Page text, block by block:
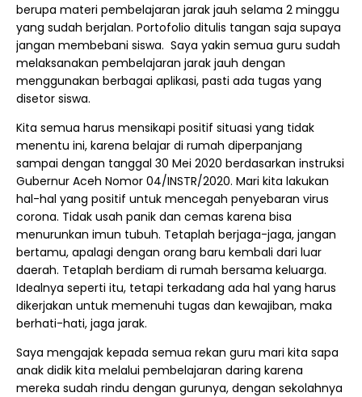
berupa materi pembelajaran jarak jauh selama 2 minggu
yang sudah berjalan. Portofolio ditulis tangan saja supaya
jangan membebani siswa. Saya yakin semua guru sudah
melaksanakan pembelajaran jarak jauh dengan
menggunakan berbagai aplikasi, pasti ada tugas yang
disetor siswa.
Kita semua harus mensikapi positif situasi yang tidak
menentu ini, karena belajar di rumah diperpanjang
sampai dengan tanggal 30 Mei 2020 berdasarkan instruksi
Gubernur Aceh Nomor 04/INSTR/2020. Mari kita lakukan
hal-hal yang positif untuk mencegah penyebaran virus
corona. Tidak usah panik dan cemas karena bisa
menurunkan imun tubuh. Tetaplah berjaga-jaga, jangan
bertamu, apalagi dengan orang baru kembali dari luar
daerah. Tetaplah berdiam di rumah bersama keluarga.
Idealnya seperti itu, tetapi terkadang ada hal yang harus
dikerjakan untuk memenuhi tugas dan kewajiban, maka
berhati-hati, jaga jarak.
Saya mengajak kepada semua rekan guru mari kita sapa
anak didik kita melalui pembelajaran daring karena
mereka sudah rindu dengan gurunya, dengan sekolahnya